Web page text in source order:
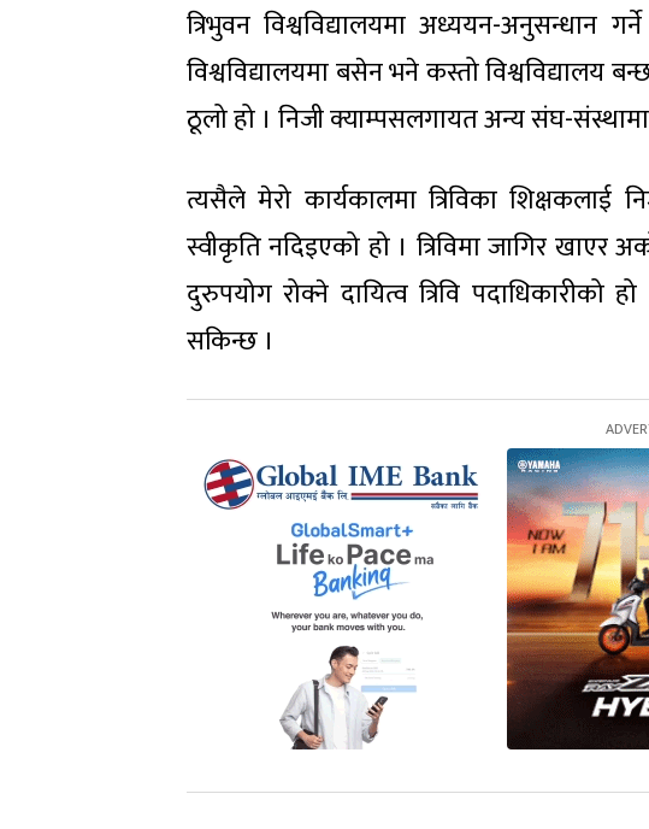
त्रिभुवन विश्वविद्यालयमा अध्ययन-अनुसन्धान
विश्वविद्यालयमा बसेन भने कस्तो विश्वविद्यालय
ठूलो हो । निजी क्याम्पसलगायत अन्य संघ-
त्यसैले मेरो कार्यकालमा त्रिविका
स्वीकृति नदिइएको हो । त्रिविमा जागिर खाएर
दुरुपयोग रोक्ने दायित्व त्रिवि पदाधिकारीको
सकिन्छ ।